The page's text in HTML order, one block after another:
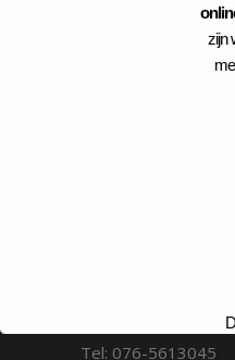
Tel: 076-5613045
zijn